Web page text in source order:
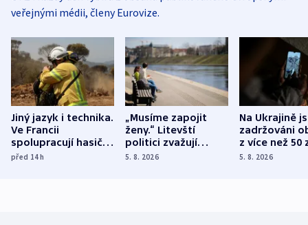
veřejnými médii, členy Eurovize.
Jiný jazyk i technika.
Ve Francii
spolupracují hasiči z
různých zemí
před 14h
„Musíme zapojit
ženy.“ Litevští
politici zvažují
dohodu o
5. 8. 2026
Na Ukrajině
zadržováni
z více než 50
Bojovali na
5. 8. 2026